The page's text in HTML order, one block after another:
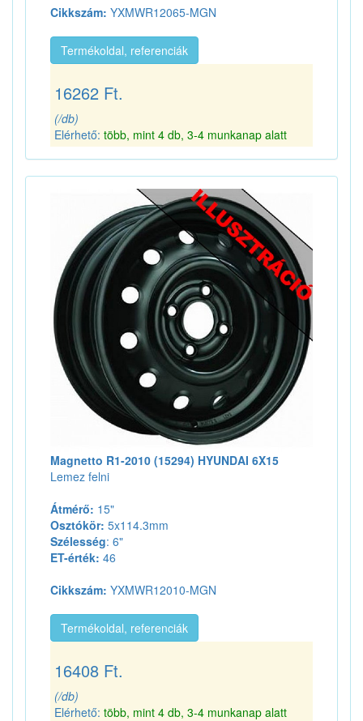
Cikkszám: YXMWR12065-MGN
Termékoldal, referenciák
16262 Ft.
(/db)
Elérhető: több, mint 4 db, 3-4 munkanap alatt
Magnetto R1-2010 (15294) HYUNDAI 6X15
Lemez felni
Átmérő: 15"
Osztókör: 5x114.3mm
Szélesség: 6"
ET-érték: 46
Cikkszám: YXMWR12010-MGN
Termékoldal, referenciák
16408 Ft.
(/db)
Elérhető: több, mint 4 db, 3-4 munkanap alatt